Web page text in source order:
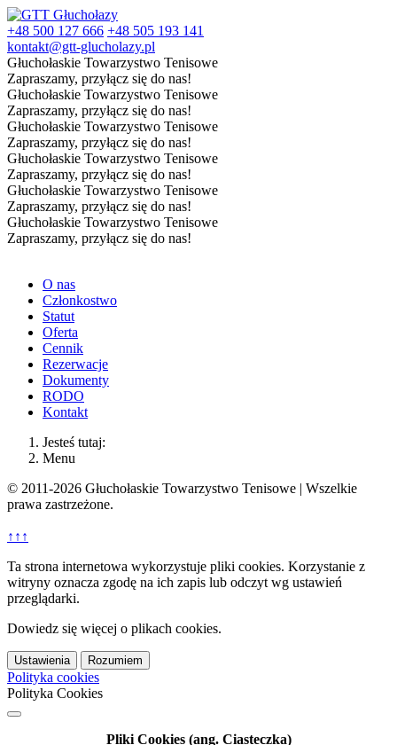
+48 500 127 666 +48 505 193 141
kontakt@gtt-glucholazy.pl
Głuchołaskie Towarzystwo Tenisowe
Zapraszamy, przyłącz się do nas!
Głuchołaskie Towarzystwo Tenisowe
Zapraszamy, przyłącz się do nas!
Głuchołaskie Towarzystwo Tenisowe
Zapraszamy, przyłącz się do nas!
Głuchołaskie Towarzystwo Tenisowe
Zapraszamy, przyłącz się do nas!
Głuchołaskie Towarzystwo Tenisowe
Zapraszamy, przyłącz się do nas!
Głuchołaskie Towarzystwo Tenisowe
Zapraszamy, przyłącz się do nas!
O nas
Członkostwo
Statut
Oferta
Cennik
Rezerwacje
Dokumenty
RODO
Kontakt
Jesteś tutaj:
Menu
© 2011-2026 Głuchołaskie Towarzystwo Tenisowe | Wszelkie
prawa zastrzeżone.
↑↑↑
Ta strona internetowa wykorzystuje pliki cookies. Korzystanie z
witryny oznacza zgodę na ich zapis lub odczyt wg ustawień
przeglądarki.
Dowiedz się więcej o plikach cookies.
Ustawienia Rozumiem
Polityka cookies
Polityka Cookies
Pliki Cookies (ang. Ciasteczka)